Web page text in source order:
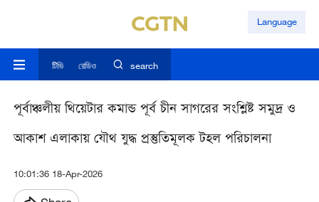
Language
টিভি রেডিও search
পূর্বাঞ্চলীয় থিয়েটার কমান্ড পূর্ব চীন সাগরের সংশ্লিষ্ট সমুদ্র ও
আকাশ এলাকায় যৌথ যুদ্ধ প্রস্তুতিমূলক টহল পরিচালনা
10:01:36 18-Apr-2026